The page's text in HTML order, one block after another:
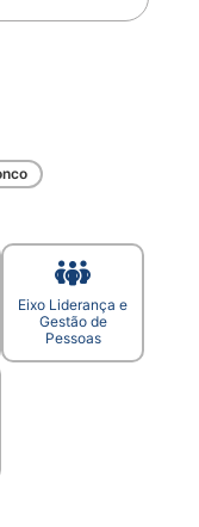
Eixo Liderança e
Gestão de
Pessoas